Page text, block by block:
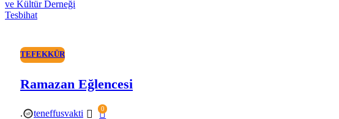
Tesbihat
TEFEKKÜR
Ramazan Eğlencesi
. teneffusvakti 0